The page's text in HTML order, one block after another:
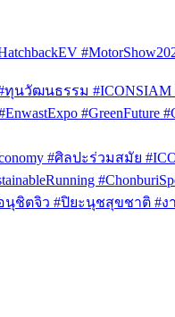
นวัฒนธรรม #ICONSIAM
#GreenFuture
#ศิลปะร่วมสมัย
อนุชิตจิว #ปิยะนุชสุขชาติ #